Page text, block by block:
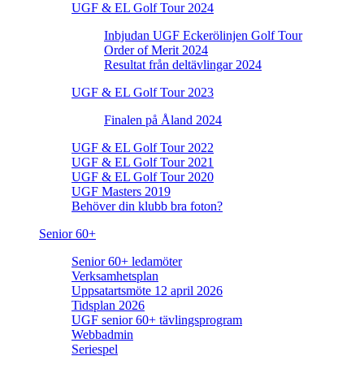
UGF & EL Golf Tour 2024
Inbjudan UGF Eckerölinjen Golf Tour
Order of Merit 2024
Resultat från deltävlingar 2024
UGF & EL Golf Tour 2023
Finalen på Åland 2024
UGF & EL Golf Tour 2022
UGF & EL Golf Tour 2021
UGF & EL Golf Tour 2020
UGF Masters 2019
Behöver din klubb bra foton?
Senior 60+
Senior 60+ ledamöter
Verksamhetsplan
Uppsatartsmöte 12 april 2026
Tidsplan 2026
UGF senior 60+ tävlingsprogram
Webbadmin
Seriespel